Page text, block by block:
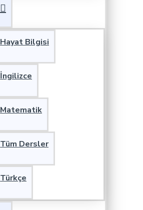
Hayat Bilgisi
İngilizce
Matematik
Tüm Dersler
Türkçe